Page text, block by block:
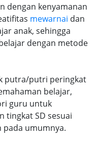
dengan kenyamanan
mewarnai dan
anak, sehingga
dengan metode
putra/putri peringkat
belajar,
guru untuk
tingkat SD sesuai
pada umumnya.